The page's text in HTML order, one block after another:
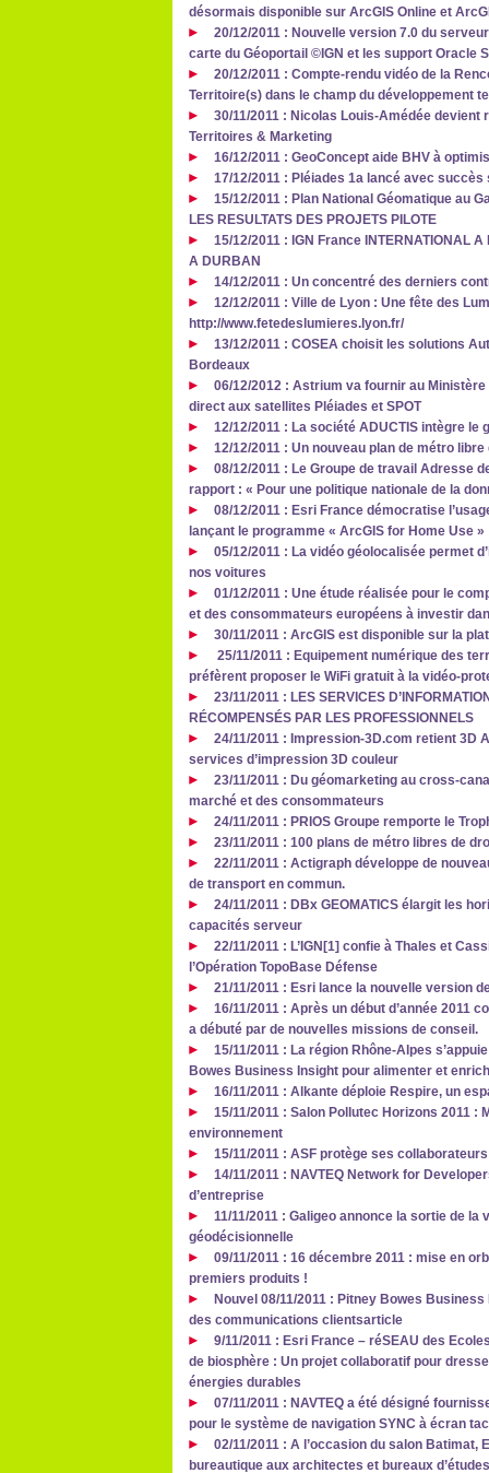
désormais disponible sur ArcGIS Online et
20/12/2011 : Nouvelle version 7.0 du
carte du Géoportail ©IGN et les support Oracle
20/12/2011 : Compte-rendu vidéo de la
Territoire(s) dans le champ du développement
30/11/2011 : Nicolas Louis-Amédée
Territoires & Marketing
16/12/2011 : GeoConcept aide BHV à
17/12/2011 : Pléiades 1a lancé avec
15/12/2011 : Plan National Géomatique au
LES RESULTATS DES PROJETS PILOTE
15/12/2011 : IGN France INTERNATIONAL A
A DURBAN
14/12/2011 : Un concentré des derniers
12/12/2011 : Ville de Lyon : Une fête des
http://www.fetedeslumieres.lyon.fr/
13/12/2011 : COSEA choisit les solutions
Bordeaux
06/12/2012 : Astrium va fournir au
direct aux satellites Pléiades et SPOT
12/12/2011 : La société ADUCTIS intègre le
12/12/2011 : Un nouveau plan de métro
08/12/2011 : Le Groupe de travail Adresse
rapport : « Pour une politique nationale de la
08/12/2011 : Esri France démocratise
lançant le programme « ArcGIS for Home Use »
05/12/2011 : La vidéo géolocalisée permet
nos voitures
01/12/2011 : Une étude réalisée pour le
et des consommateurs européens à investir
30/11/2011 : ArcGIS est disponible sur la
25/11/2011 : Equipement numérique des
préfèrent proposer le WiFi gratuit à la vidéo-
23/11/2011 : LES SERVICES
RÉCOMPENSÉS PAR LES PROFESSIONNELS
24/11/2011 : Impression-3D.com retient 3D
services d’impression 3D couleur
23/11/2011 : Du géomarketing au cross-
marché et des consommateurs
24/11/2011 : PRIOS Groupe remporte le
23/11/2011 : 100 plans de métro libres de
22/11/2011 : Actigraph développe de
de transport en commun.
24/11/2011 : DBx GEOMATICS élargit les
capacités serveur
22/11/2011 : L’IGN[1] confie à Thales et
l’Opération TopoBase Défense
21/11/2011 : Esri lance la nouvelle version
16/11/2011 : Après un début d’année 2011
a débuté par de nouvelles missions de conseil.
15/11/2011 : La région Rhône-Alpes
Bowes Business Insight pour alimenter et
16/11/2011 : Alkante déploie Respire, un
15/11/2011 : Salon Pollutec Horizons 2011
environnement
15/11/2011 : ASF protège ses
14/11/2011 : NAVTEQ Network for
d’entreprise
11/11/2011 : Galigeo annonce la sortie de
géodécisionnelle
09/11/2011 : 16 décembre 2011 : mise en
premiers produits !
Nouvel 08/11/2011 : Pitney Bowes
des communications clientsarticle
9/11/2011 : Esri France – réSEAU des
de biosphère : Un projet collaboratif pour
énergies durables
07/11/2011 : NAVTEQ a été désigné
pour le système de navigation SYNC à écran
02/11/2011 : A l’occasion du salon
bureautique aux architectes et bureaux d’études